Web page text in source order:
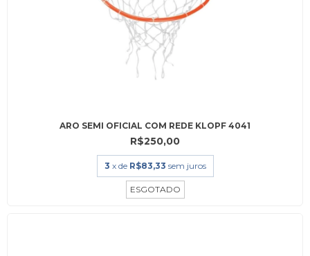
ARO SEMI OFICIAL COM REDE KLOPF 4041
R$250,00
3 x de R$83,33 sem juros
ESGOTADO